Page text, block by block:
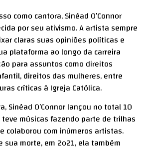
como cantora, Sinéad O’Connor
por seu ativismo. A artista sempre
claras suas opiniões políticas e
plataforma ao longo da carreira
para assuntos como direitos
direitos das mulheres, entre
críticas à Igreja Católica.
Sinéad O’Connor lançou no total 10
músicas fazendo parte de trilhas
colaborou com inúmeros artistas.
sua morte, em 2o21, ela também